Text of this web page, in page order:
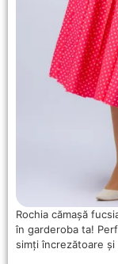
Rochia cămașă
în garderoba ta!
simți încrezătoare și